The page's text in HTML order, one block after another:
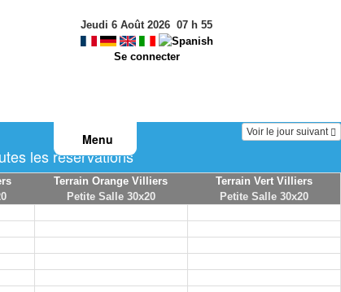
Jeudi 6 Août 2026 07 h 55
Se connecter
Menu Voir le jour suivant
les réservations
Terrain Orange Villiers
Petite Salle 30x20
Terrain Vert Villiers
Petite Salle 30x20